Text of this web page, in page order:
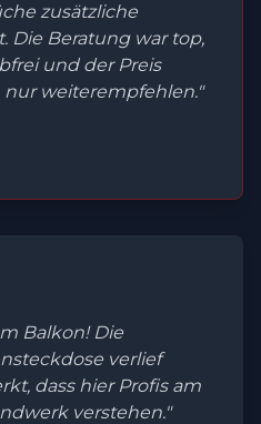
zusätzliche
Die Beratung war top,
und der Preis
nur weiterempfehlen."
Balkon! Die
verlief
dass hier Profis am
verstehen."